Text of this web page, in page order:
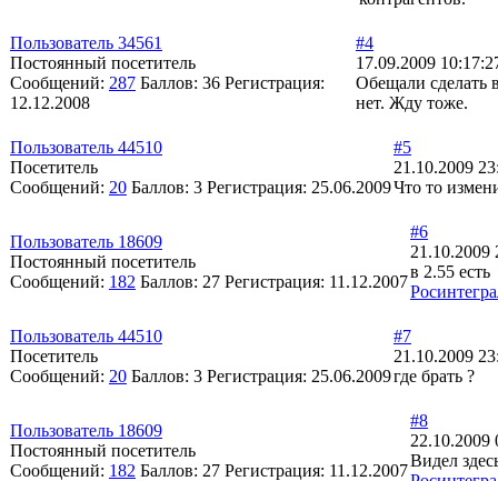
Пользователь 34561
Постоянный посетитель
Сообщений: 287 Баллов: 36 Регистрация:
12.12.2008
#4
17.09.2009
Обещали сделать
нет. Жду тоже.
Пользователь 44510
Посетитель
Сообщений: 20 Баллов: 3 Регистрация: 25.06.2009
#5
21.10.2009
Что то
Пользователь 18609
Постоянный посетитель
Сообщений: 182 Баллов: 27 Регистрация: 11.12.2007
#6
21.10.2009
в 2.55 есть
Пользователь 44510
Посетитель
Сообщений: 20 Баллов: 3 Регистрация: 25.06.2009
#7
21.10.2009
где брать ?
Пользователь 18609
Постоянный посетитель
Сообщений: 182 Баллов: 27 Регистрация: 11.12.2007
#8
22.10.2009
Видел